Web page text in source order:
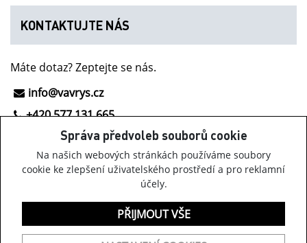
Správa předvoleb souborů cookie
Na našich webových stránkách používáme soubory
cookie ke zlepšení uživatelského prostředí a pro reklamní
účely.
PŘIJMOUT VŠE
KONTAKTUJTE NÁS
Máte dotaz? Zeptejte se nás.
info@vavrys.cz
+420 577 131 665
NOVINKY Z INOV-8
Získávejte informace o obuvi Inov-8, našich akcích a
zajímavých novinkách.
PŘIHLÁSIT K ODBĚRU